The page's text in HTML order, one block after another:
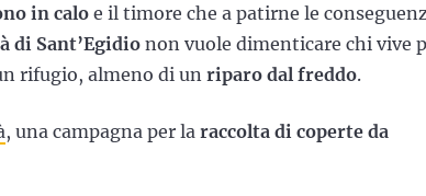
in calo e il timore che a patirne le
di Sant’Egidio non vuole dimenticare chi vive
rifugio, almeno di un riparo dal freddo.
, una campagna per la raccolta di coperte da